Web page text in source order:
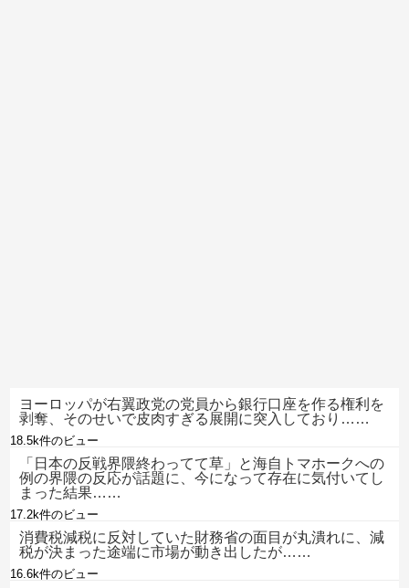
ヨーロッパが右翼政党の党員から銀行口座を作る権利を
剥奪、そのせいで皮肉すぎる展開に突入しており……
18.5k件のビュー
「日本の反戦界隈終わってて草」と海自トマホークへの
例の界隈の反応が話題に、今になって存在に気付いてし
まった結果……
17.2k件のビュー
消費税減税に反対していた財務省の面目が丸潰れに、減
税が決まった途端に市場が動き出したが……
16.6k件のビュー